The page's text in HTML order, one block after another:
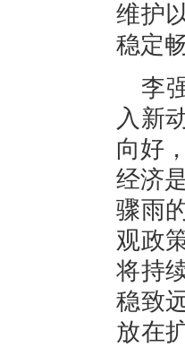
维护
稳定
李
入新
向好
经济
骤雨
观政
将持
稳致
放在